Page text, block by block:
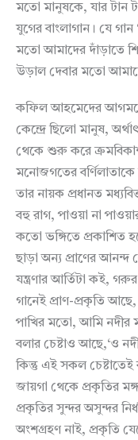
মতো মানুষকে, যার টান
যুগের বাংলাগান। যে
মতো আমাদের দাঁড়াতে
উড়াল দেবার মতো
কফিল আহমেদের আগমণের
কেন্দ্রে ছিলো মানুষ,
থেকে শুরু করে
মনোজগতের
তার নায়ক প্রধানত
বহু রাগ, পাওয়া না
কতো ভঙ্গিতে প্রকাশিত
ছাড়া অন্য প্রাণের আনন্দ
যন্ত্রণার আর্তিটা কই,
গানেই প্রাণ-প্রকৃতি
পাখির মতো, আমি নদীর
বলার চেষ্টাও আছে,‘ও
কিন্তু এই সকল চেষ্টাতেই
জায়গা থেকে প্রকৃতির
প্রকৃতির সুন্দর অসুন্দর
অংশগ্রহণ নাই, প্রকৃতি